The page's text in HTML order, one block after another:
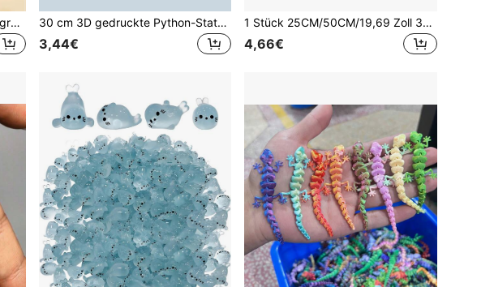
100/50/20/10/1 Stück Miniatur grüner Frosch aus Harz, Feengarten Miniatur Mooslandschaft DIY, Terrarium handgemachte Accessoires Heimdekoration, Miniaturlandschaft kreative niedliche Froschstatue, geeignet für Auto, Schreibtisch oder Gartendekoration, Partydekoration 30 cm 3D gedruckte Python-Statue mit flexiblen Gelenken - Kunsthandwerk Dekoration, perfektes Geschenk für Zuhause und Büro [zufällige Augenfarbe]
3,44€
1 Stück 25CM/50CM/19,69 Zoll 3D gedrucktes Spielzeug Oversized 3D haarlose Katzenstatue Tiermodell Ornament Dekoration, geeignet für Garten und Schlafzimmer, perfektes Geburtstagsgeschenk, Bunte Serie, Partydekoration, Halloween Weihnachten Geburtstags Feiertagsgeschenk, riesiges Geschenk für Katzenliebhaber
4,66€